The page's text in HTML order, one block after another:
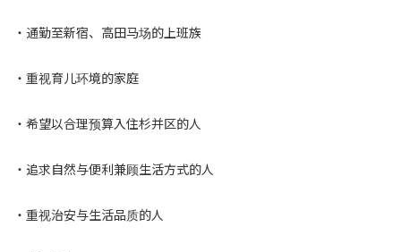
・通勤至新宿、高田马场的上班族
・重视育儿环境的家庭
・希望以合理预算入住杉并区的人
・追求自然与便利兼顾生活方式的人
・重视治安与生活品质的人